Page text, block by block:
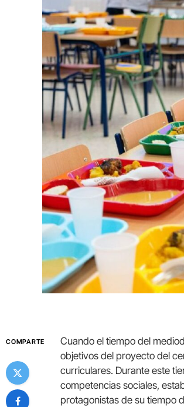
COMPARTE
Cuando el tiempo del
objetivos del proyecto del
curriculares. Durante este
competencias sociales,
protagonistas de su tiempo